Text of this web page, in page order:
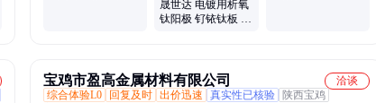
晟世达 电镀用析氧
钛阳极 钌铱钛板 涂
宝鸡市盈高金属材料有限公司
洽谈
综合体验L0
回复及时 出价迅速 真实性已核验 陕西宝鸡